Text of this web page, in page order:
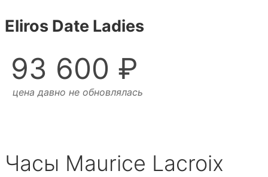
Eliros Date Ladies
93 600 ₽
цена давно не обновлялась
Часы Maurice Lacroix